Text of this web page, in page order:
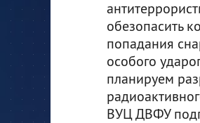
обезопасить
попадания
особого
планируем
ВУЦ ДВФУ